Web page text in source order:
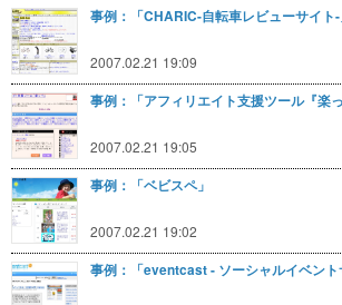
事例：「CHARIC-自転車レビューサイト-
2007.02.21 19:09
事例：「アフィリエイト支援ツール『楽
2007.02.21 19:05
事例：「ベビスペ」
2007.02.21 19:02
事例：「eventcast - ソーシャルイベント